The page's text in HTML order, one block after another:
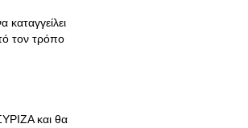
τον τρόπο
και θα